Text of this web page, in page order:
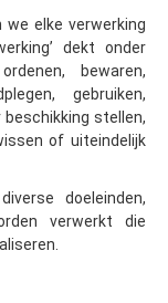
we elke verwerking
dekt onder
bewaren,
gebruiken,
stellen,
of uiteindelijk
doeleinden,
verwerkt die